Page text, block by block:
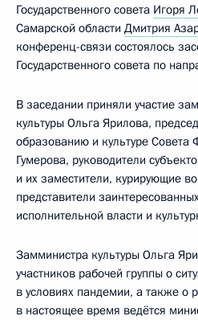
Государственного совета Игоря
Самарской области Дмитрия
конференц-связи состоялось
Государственного совета по
В заседании приняли участие
культуры Ольга Ярилова,
образованию и культуре
Гумерова, руководители
и их заместители, курирующие
представители
исполнительной власти и
Замминистра культуры Ольга
участников рабочей группы о
в условиях пандемии, а также о
в настоящее время ведётся